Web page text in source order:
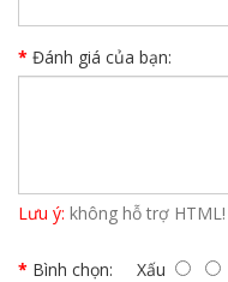
Đánh giá của bạn:
Lưu ý: không hỗ trợ HTML!
Bình chọn: Xấu